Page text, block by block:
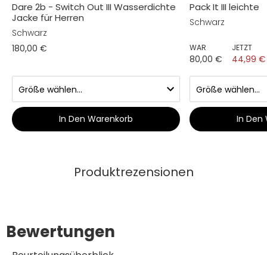
Dare 2b - Switch Out III Wasserdichte
Jacke für Herren
Schwarz
180,00 €
In Den Warenkorb
Pack It III leichte
Schwarz
WAR
80,00 €
JETZT
44,99 €
In Den
Produktrezensionen